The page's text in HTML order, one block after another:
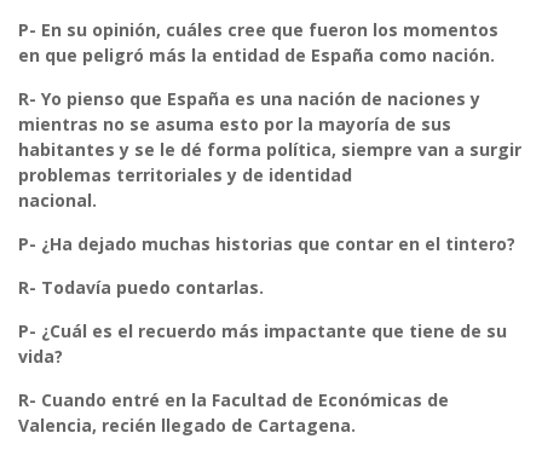
P- En su opinión, cuáles cree que fueron los momentos
en que peligró más la entidad de España como nación.
R- Yo pienso que España es una nación de naciones y
mientras no se asuma esto por la mayoría de sus
habitantes y se le dé forma política, siempre van a surgir
problemas territoriales y de identidad
nacional.
P- ¿Ha dejado muchas historias que contar en el tintero?
R- Todavía puedo contarlas.
P- ¿Cuál es el recuerdo más impactante que tiene de su
vida?
R- Cuando entré en la Facultad de Económicas de
Valencia, recién llegado de Cartagena.